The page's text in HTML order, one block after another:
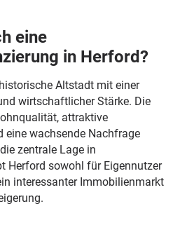
eine
in Herford?
Altstadt mit einer
wirtschaftlicher Stärke. Die
attraktive
eine wachsende Nachfrage
zentrale Lage in
Herford sowohl für Eigennutzer
interessanter Immobilienmarkt